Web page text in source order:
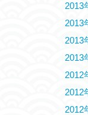
2013
2013
2013
2013
2012
2012
2012